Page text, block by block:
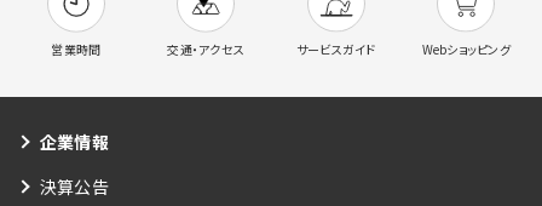
営業時間 交通・アクセス サービスガイド Webショッピング
企業情報
決算公告